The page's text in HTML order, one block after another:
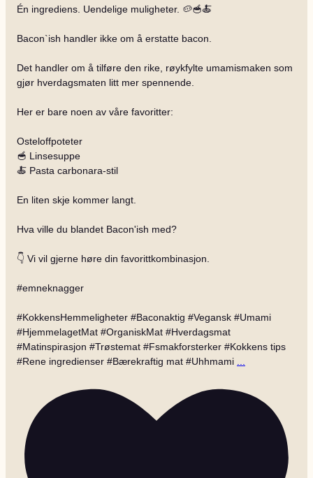
Én ingrediens. Uendelige muligheter. 🥔🥣🍝
Bacon`ish handler ikke om å erstatte bacon.
Det handler om å tilføre den rike, røykfylte umamismaken som
gjør hverdagsmaten litt mer spennende.
Her er bare noen av våre favoritter:
Osteloffpoteter
🥣 Linsesuppe
🍝 Pasta carbonara-stil
En liten skje kommer langt.
Hva ville du blandet Bacon'ish med?
👇 Vi vil gjerne høre din favorittkombinasjon.
#emneknagger
#KokkensHemmeligheter #Baconaktig #Vegansk #Umami
#HjemmelagetMat #OrganiskMat #Hverdagsmat
#Matinspirasjon #Trøstemat #Fsmakforsterker #Kokkens tips
#Rene ingredienser #Bærekraftig mat #Uhhmami